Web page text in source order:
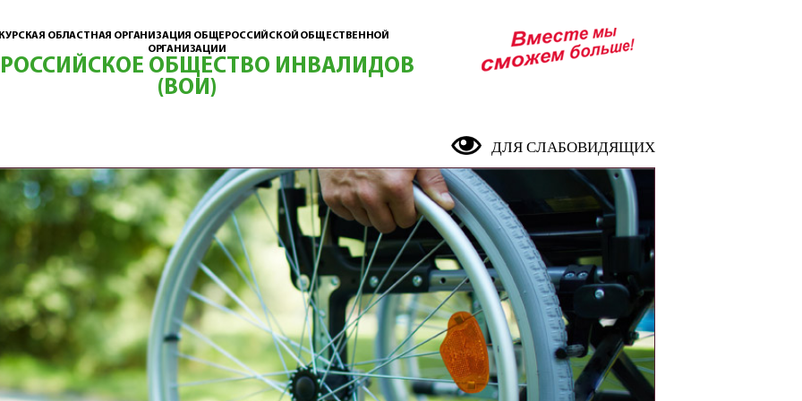
ОБЛАСТНАЯ ОРГАНИЗАЦИЯ ОБЩЕРОССИЙСКОЙ ОБЩЕСТВЕННОЙ
ОРГАНИЗАЦИИ
ОБЩЕСТВО ИНВАЛИДОВ
(ВОИ)
ДЛЯ СЛАБОВИДЯЩИХ